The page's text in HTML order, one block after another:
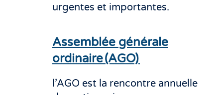
urgentes et importantes.
Assemblée générale
ordinaire (AGO)
l’AGO est la rencontre annuelle